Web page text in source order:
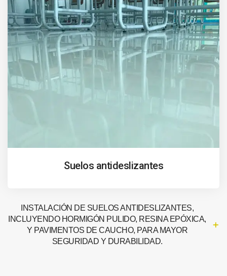
Suelos antideslizantes
INSTALACIÓN DE SUELOS ANTIDESLIZANTES,
INCLUYENDO HORMIGÓN PULIDO, RESINA EPÓXICA,
Y PAVIMENTOS DE CAUCHO, PARA MAYOR
SEGURIDAD Y DURABILIDAD.